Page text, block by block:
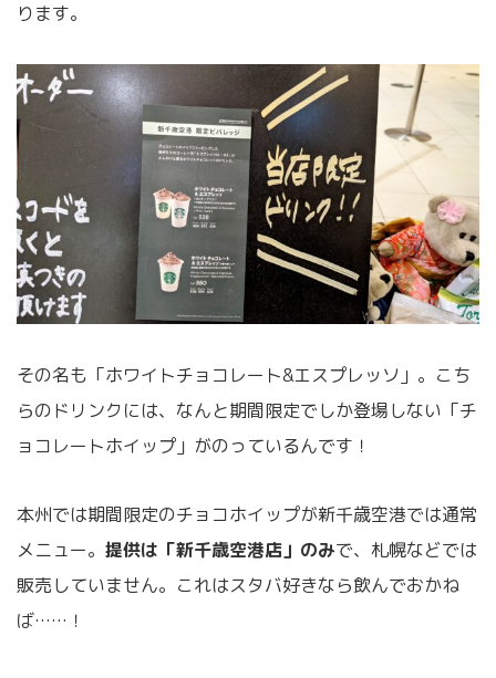
ります。
その名も「ホワイトチョコレート&エスプレッソ」。こち
らのドリンクには、なんと期間限定でしか登場しない「チ
ョコレートホイップ」がのっているんです！
本州では期間限定のチョコホイップが新千歳空港では通常
メニュー。 提供は「新千歳空港店」のみで、 札幌などでは
販売していません。これはスタバ好きなら飲んでおかね
ば……！